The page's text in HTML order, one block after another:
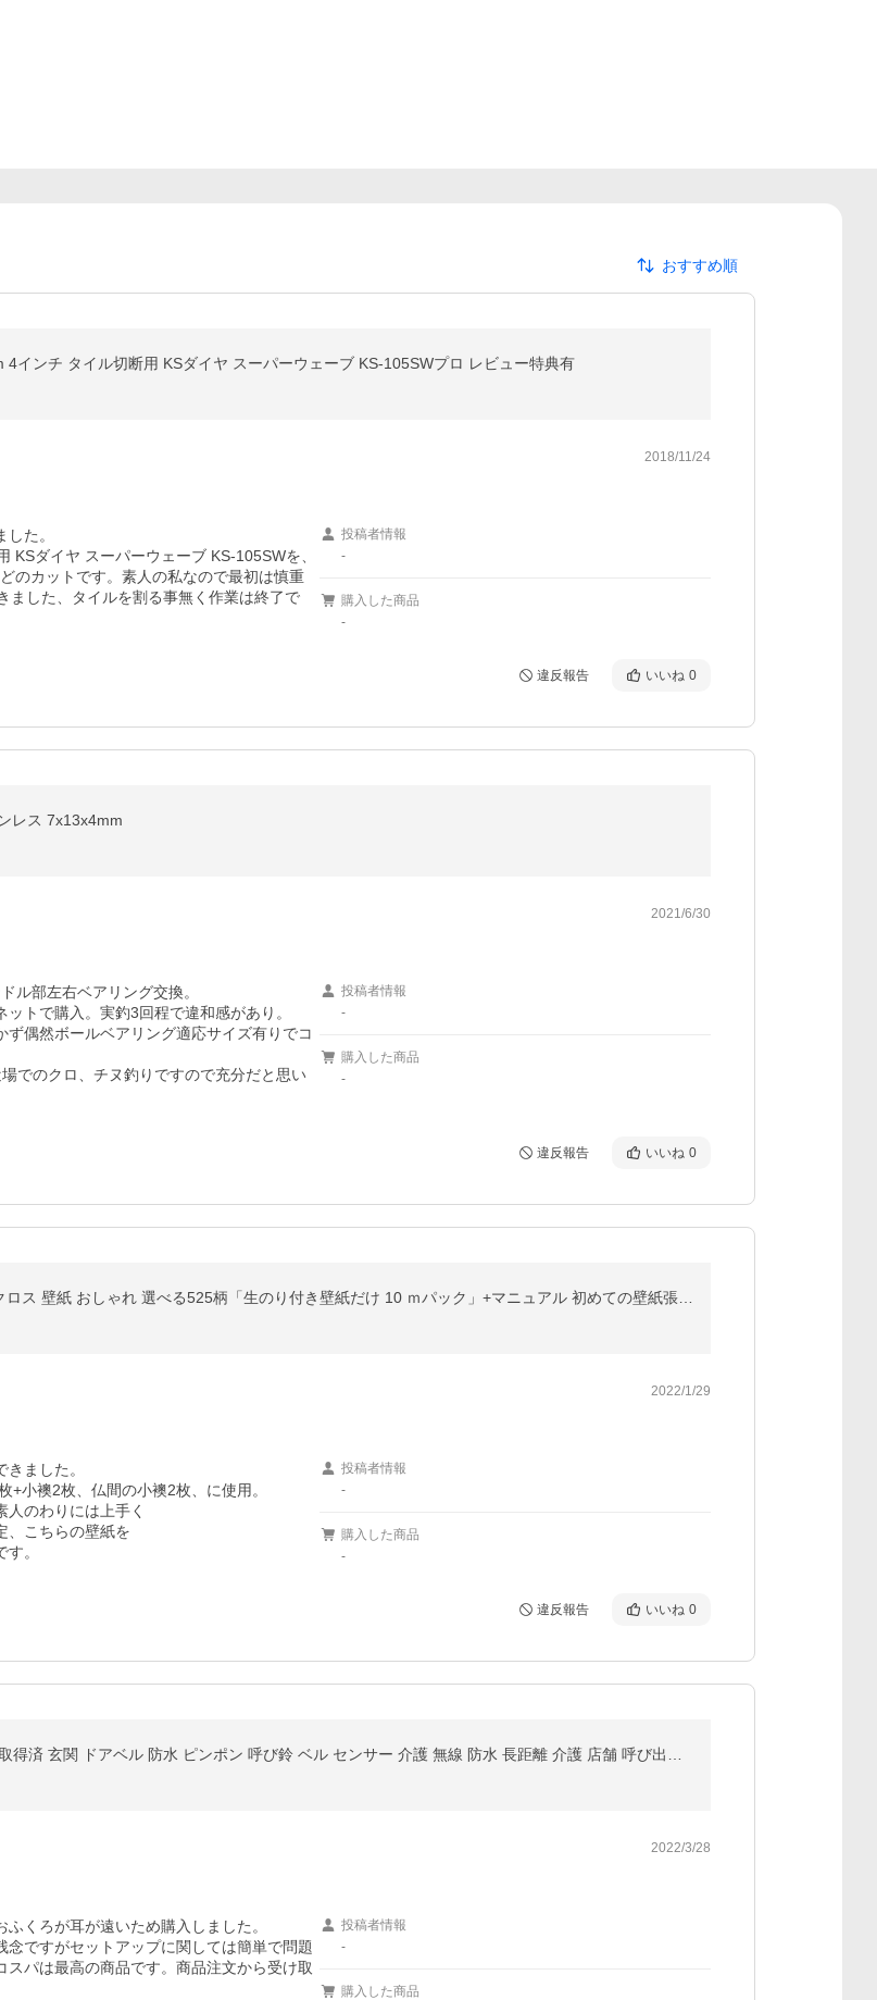
おすすめ順
インチ タイル切断用 KSダイヤ スーパーウェーブ KS-105SWプロ レビュー特典有
2018/11/24
た。
ダイヤ スーパーウェーブ KS-105SWを、
のカットです。素人の私なので最初は慎重
ました、タイルを割る事無く作業は終了で
投稿者情報
-
購入した商品
-
違反報告 いいね 0
レス 7x13x4mm
2021/6/30
ル部左右ベアリング交換。
トで購入。実釣3回程で違和感があり。
偶然ボールベアリング適応サイズ有りでコ
でのクロ、チヌ釣りですので充分だと思い
投稿者情報
-
購入した商品
-
違反報告 いいね 0
2022/1/29
ました。
小襖2枚、仏間の小襖2枚、に使用。
のわりには上手く
、こちらの壁紙を
。
投稿者情報
-
購入した商品
-
違反報告 いいね 0
2022/3/28
くろが耳が遠いため購入しました。
ですがセットアップに関しては簡単で問題
パは最高の商品です。商品注文から受け取
投稿者情報
-
購入した商品